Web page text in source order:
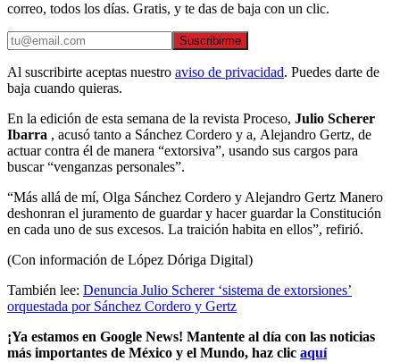
correo, todos los días. Gratis, y te das de baja con un clic.
Suscribirme
Al suscribirte aceptas nuestro aviso de privacidad. Puedes darte de
baja cuando quieras.
En la edición de esta semana de la revista Proceso, Julio Scherer
Ibarra , acusó tanto a Sánchez Cordero y a, Alejandro Gertz, de
actuar contra él de manera “extorsiva”, usando sus cargos para
buscar “venganzas personales”.
“Más allá de mí, Olga Sánchez Cordero y Alejandro Gertz Manero
deshonran el juramento de guardar y hacer guardar la Constitución
en cada uno de sus excesos. La traición habita en ellos”, refirió.
(Con información de López Dóriga Digital)
También lee: Denuncia Julio Scherer ‘sistema de extorsiones’
orquestada por Sánchez Cordero y Gertz
¡Ya estamos en Google News! Mantente al día con las noticias
más importantes de México y el Mundo, haz clic aquí